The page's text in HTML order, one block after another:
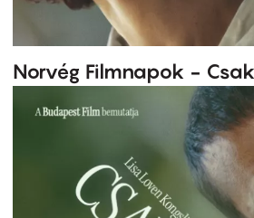
Norvég Filmnapok -